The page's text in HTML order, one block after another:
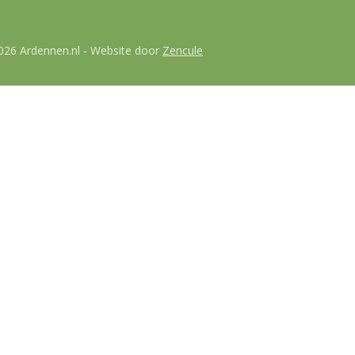
Ardennen.nl - Website door Zencule